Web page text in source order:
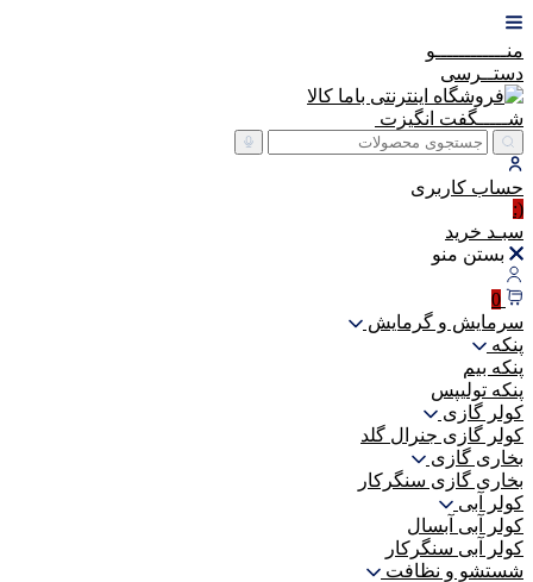
منــــــــــــو
دستــرسی
شـــــگفت انگیزت
حساب کاربری
(:
سبـد خرید
بستن منو
0
سرمایش و گرمایش
پنکه
پنکه بیم
پنکه تولیپس
کولر گازی
کولر گازی جنرال گلد
بخاری گازی
بخاری گازی سنگرکار
کولر آبی
کولر آبی آبسال
کولر آبی سنگرکار
شستشو و نظافت